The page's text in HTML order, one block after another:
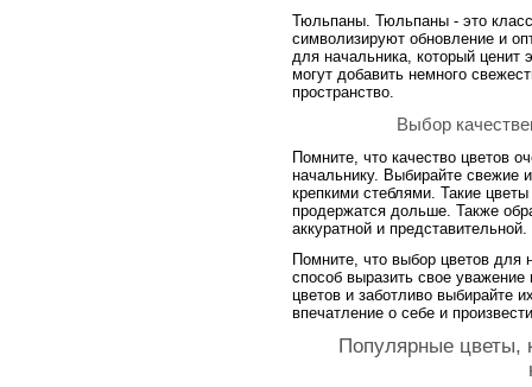
Тюльпаны. Тюльпаны - это
символизируют обновление и
для начальника, который ценит
могут добавить немного
пространство.
Выбор
Помните, что качество цветов
начальнику. Выбирайте свежие
крепкими стеблями. Такие
продержатся дольше. Также
аккуратной и представительной.
Помните, что выбор цветов для
способ выразить свое
цветов и заботливо выбирайте
впечатление о себе и
Популярные цветы,